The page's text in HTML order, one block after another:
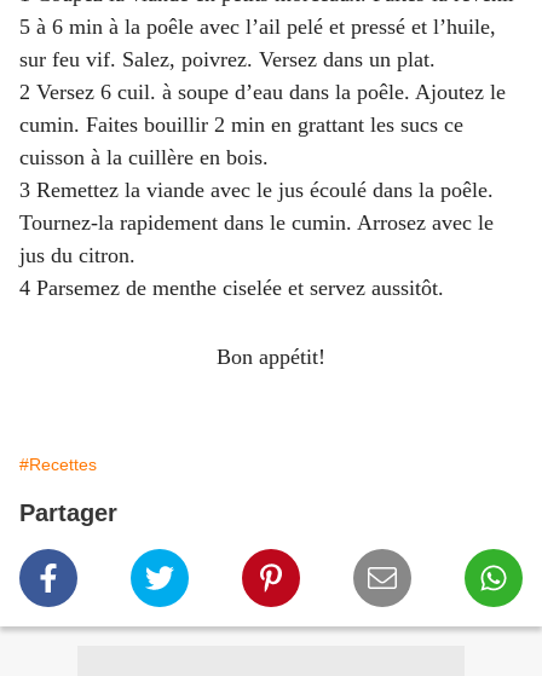
5 à 6 min à la poêle avec l’ail pelé et pressé et l’huile,
sur feu vif. Salez, poivrez. Versez dans un plat.
2 Versez 6 cuil. à soupe d’eau dans la poêle. Ajoutez le
cumin. Faites bouillir 2 min en grattant les sucs ce
cuisson à la cuillère en bois.
3 Remettez la viande avec le jus écoulé dans la poêle.
Tournez-la rapidement dans le cumin. Arrosez avec le
jus du citron.
4 Parsemez de menthe ciselée et servez aussitôt.
Bon appétit!
#Recettes
Partager